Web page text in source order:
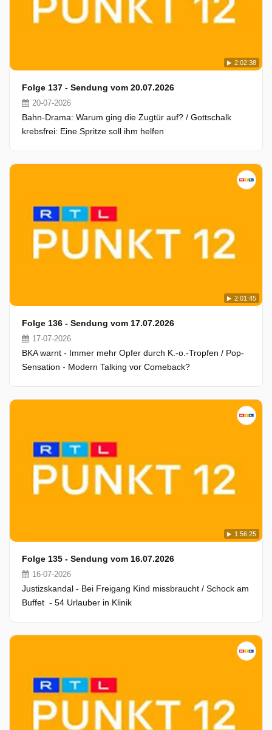
2:02:38
Folge 137 - Sendung vom 20.07.2026
20-07-2026
Bahn-Drama: Warum ging die Zugtür auf? / Gottschalk
krebsfrei: Eine Spritze soll ihm helfen
2:01:45
Folge 136 - Sendung vom 17.07.2026
17-07-2026
BKA warnt - Immer mehr Opfer durch K.-o.-Tropfen / Pop-
Sensation - Modern Talking vor Comeback?
1:56:25
Folge 135 - Sendung vom 16.07.2026
16-07-2026
Justizskandal - Bei Freigang Kind missbraucht / Schock am
Buffet - 54 Urlauber in Klinik